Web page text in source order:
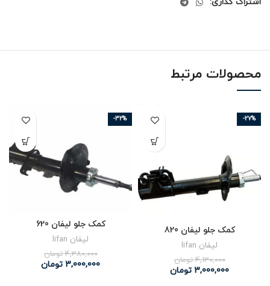
محصولات مرتبط
-27%
کمک جلو لیفان 820
لیفان lifan
4,130,000 تومان
3,000,000 تومان
-32%
کمک جلو لیفان 620
لیفان lifan
4,380,000 تومان
3,000,000 تومان